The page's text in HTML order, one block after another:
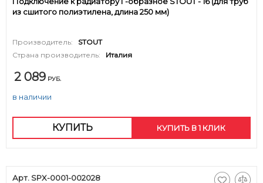
из сшитого полиэтилена, длина 250 мм)
Производитель:
STOUT
Страна производитель:
Италия
2 089 РУБ.
в наличии
КУПИТЬ КУПИТЬ В 1 КЛИК
Арт. SPX-0001-002028